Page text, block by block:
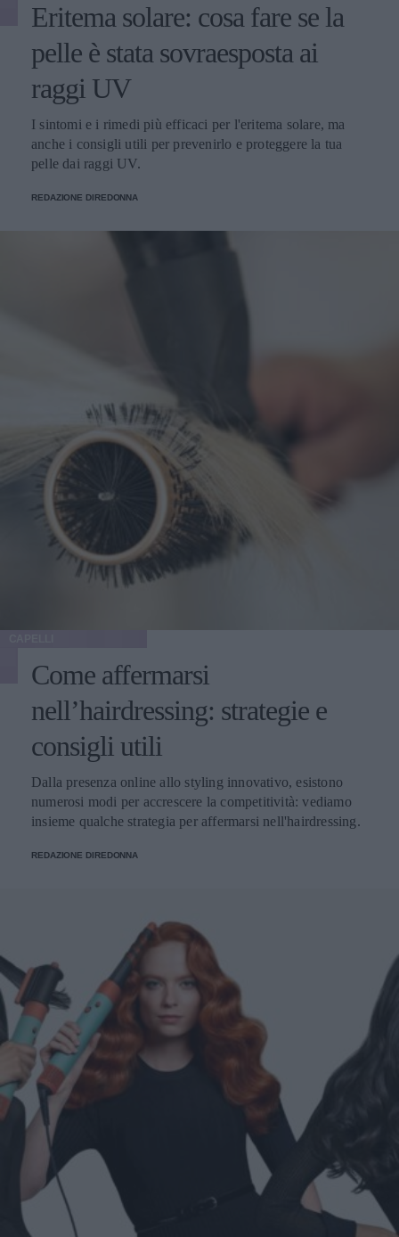
Eritema solare: cosa fare se la
pelle è stata sovraesposta ai
raggi UV
I sintomi e i rimedi più efficaci per l'eritema solare, ma
anche i consigli utili per prevenirlo e proteggere la tua
pelle dai raggi UV.
REDAZIONE DIREDONNA
Come affermarsi
nell’hairdressing: strategie e
consigli utili
Dalla presenza online allo styling innovativo, esistono
numerosi modi per accrescere la competitività: vediamo
insieme qualche strategia per affermarsi nell'hairdressing.
REDAZIONE DIREDONNA